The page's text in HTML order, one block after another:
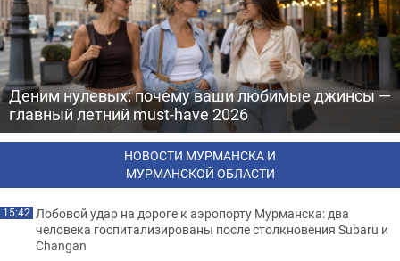
Деним нулевых: почему ваши любимые джинсы —
главный летний must-have 2026
НОВОСТИ МУРМАНСКА И
МУРМАНСКОЙ ОБЛАСТИ
15:42 Лобовой удар на дороге к аэропорту Мурманска: два
человека госпитализированы после столкновения Subaru и
Changan